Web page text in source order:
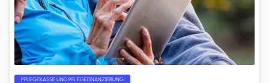
PFLEGEKASSE UND PFLEGEFINANZIERUNG